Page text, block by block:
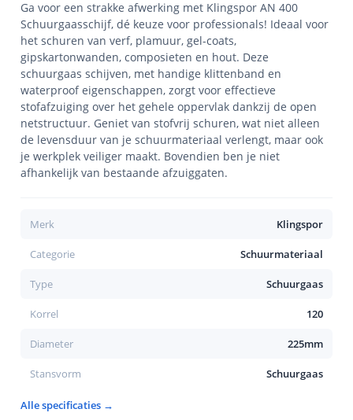
Ga voor een strakke afwerking met Klingspor AN 400
Schuurgaasschijf, dé keuze voor professionals! Ideaal voor
het schuren van verf, plamuur, gel-coats,
gipskartonwanden, composieten en hout. Deze
schuurgaas schijven, met handige klittenband en
waterproof eigenschappen, zorgt voor effectieve
stofafzuiging over het gehele oppervlak dankzij de open
netstructuur. Geniet van stofvrij schuren, wat niet alleen
de levensduur van je schuurmateriaal verlengt, maar ook
je werkplek veiliger maakt. Bovendien ben je niet
afhankelijk van bestaande afzuiggaten.
Merk Klingspor
Categorie Schuurmateriaal
Type Schuurgaas
Korrel 120
Diameter 225mm
Stansvorm Schuurgaas
Alle specificaties →